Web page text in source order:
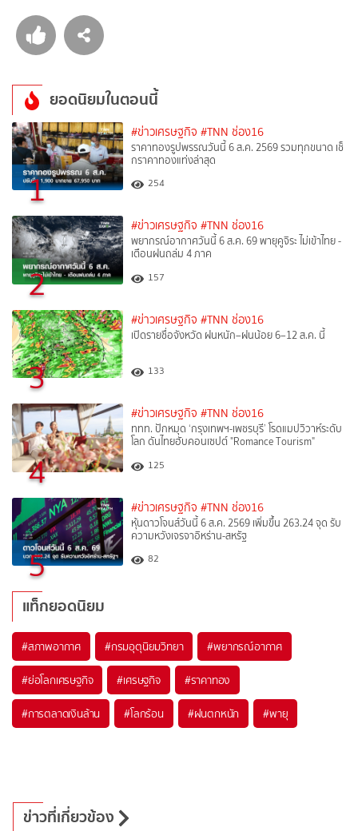
ยอดนิยมในตอนนี้
1
#ข่าวเศรษฐกิจ #TNN ช่อง16
ราคาทองรูปพรรณวันนี้ 6 ส.ค. 2569 รวมทุกขนาด เช็
กราคาทองแท่งล่าสุด
254
2
#ข่าวเศรษฐกิจ #TNN ช่อง16
พยากรณ์อากาศวันนี้ 6 ส.ค. 69 พายุคูจิระ ไม่เข้าไทย -
เตือนฝนถล่ม 4 ภาค
157
3
#ข่าวเศรษฐกิจ #TNN ช่อง16
เปิดรายชื่อจังหวัด ฝนหนัก–ฝนน้อย 6–12 ส.ค. นี้
133
4
#ข่าวเศรษฐกิจ #TNN ช่อง16
ททท. ปักหมุด ‘กรุงเทพฯ-เพชรบุรี’ โรดแมปวิวาห์ระดับ
โลก ดันไทยฮับคอนเซปต์ "Romance Tourism"
125
5
#ข่าวเศรษฐกิจ #TNN ช่อง16
หุ้นดาวโจนส์วันนี้ 6 ส.ค. 2569 เพิ่มขึ้น 263.24 จุด รับ
ความหวังเจรจาอิหร่าน-สหรัฐ
82
แท็กยอดนิยม
#สภาพอากาศ #กรมอุตุนิยมวิทยา #พยากรณ์อากาศ
#ย่อโลกเศรษฐกิจ #เศรษฐกิจ #ราคาทอง
#การตลาดเงินล้าน #โลกร้อน #ฝนตกหนัก #พายุ
ข่าวที่เกี่ยวข้อง